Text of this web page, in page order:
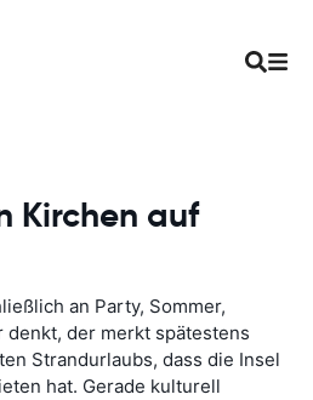
Kirchen auf
an Party, Sommer,
denkt, der merkt spätestens
Strandurlaubs, dass die Insel
hat. Gerade kulturell